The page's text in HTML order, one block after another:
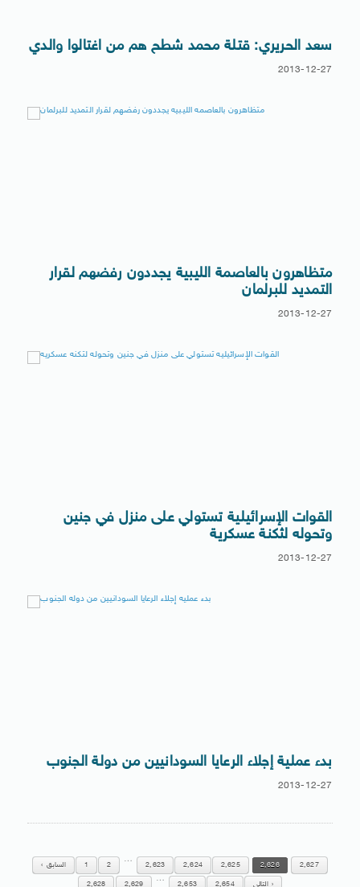
سعد الحريري: قتلة محمد شطح هم من اغتالوا والدي
2013-12-27
متظاهرون بالعاصمة الليبية يجددون رفضهم لقرار
التمديد للبرلمان
2013-12-27
القوات الإسرائيلية تستولي على منزل في جنين
وتحوله لثكنة عسكرية
2013-12-27
بدء عملية إجلاء الرعايا السودانيين من دولة الجنوب
2013-12-27
السابق 1 2
…
2,623 2,624 2,625 2,626 2,627
2,628 2,629
…
2,653 2,654 التالي